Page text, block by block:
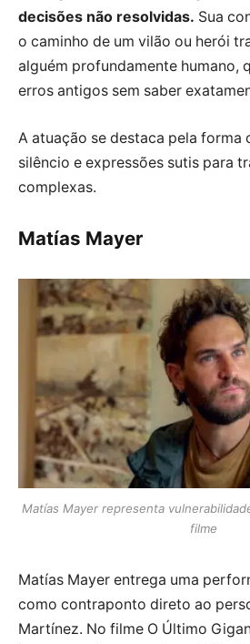
decisões não resolvidas. Sua
o caminho de um vilão ou herói
alguém profundamente humano,
erros antigos sem saber
A atuação se destaca pela forma
silêncio e expressões sutis para
complexas.
Matías Mayer
Matías Mayer representa
filme
Matías Mayer entrega uma
como contraponto direto ao
Martínez. No filme O Último